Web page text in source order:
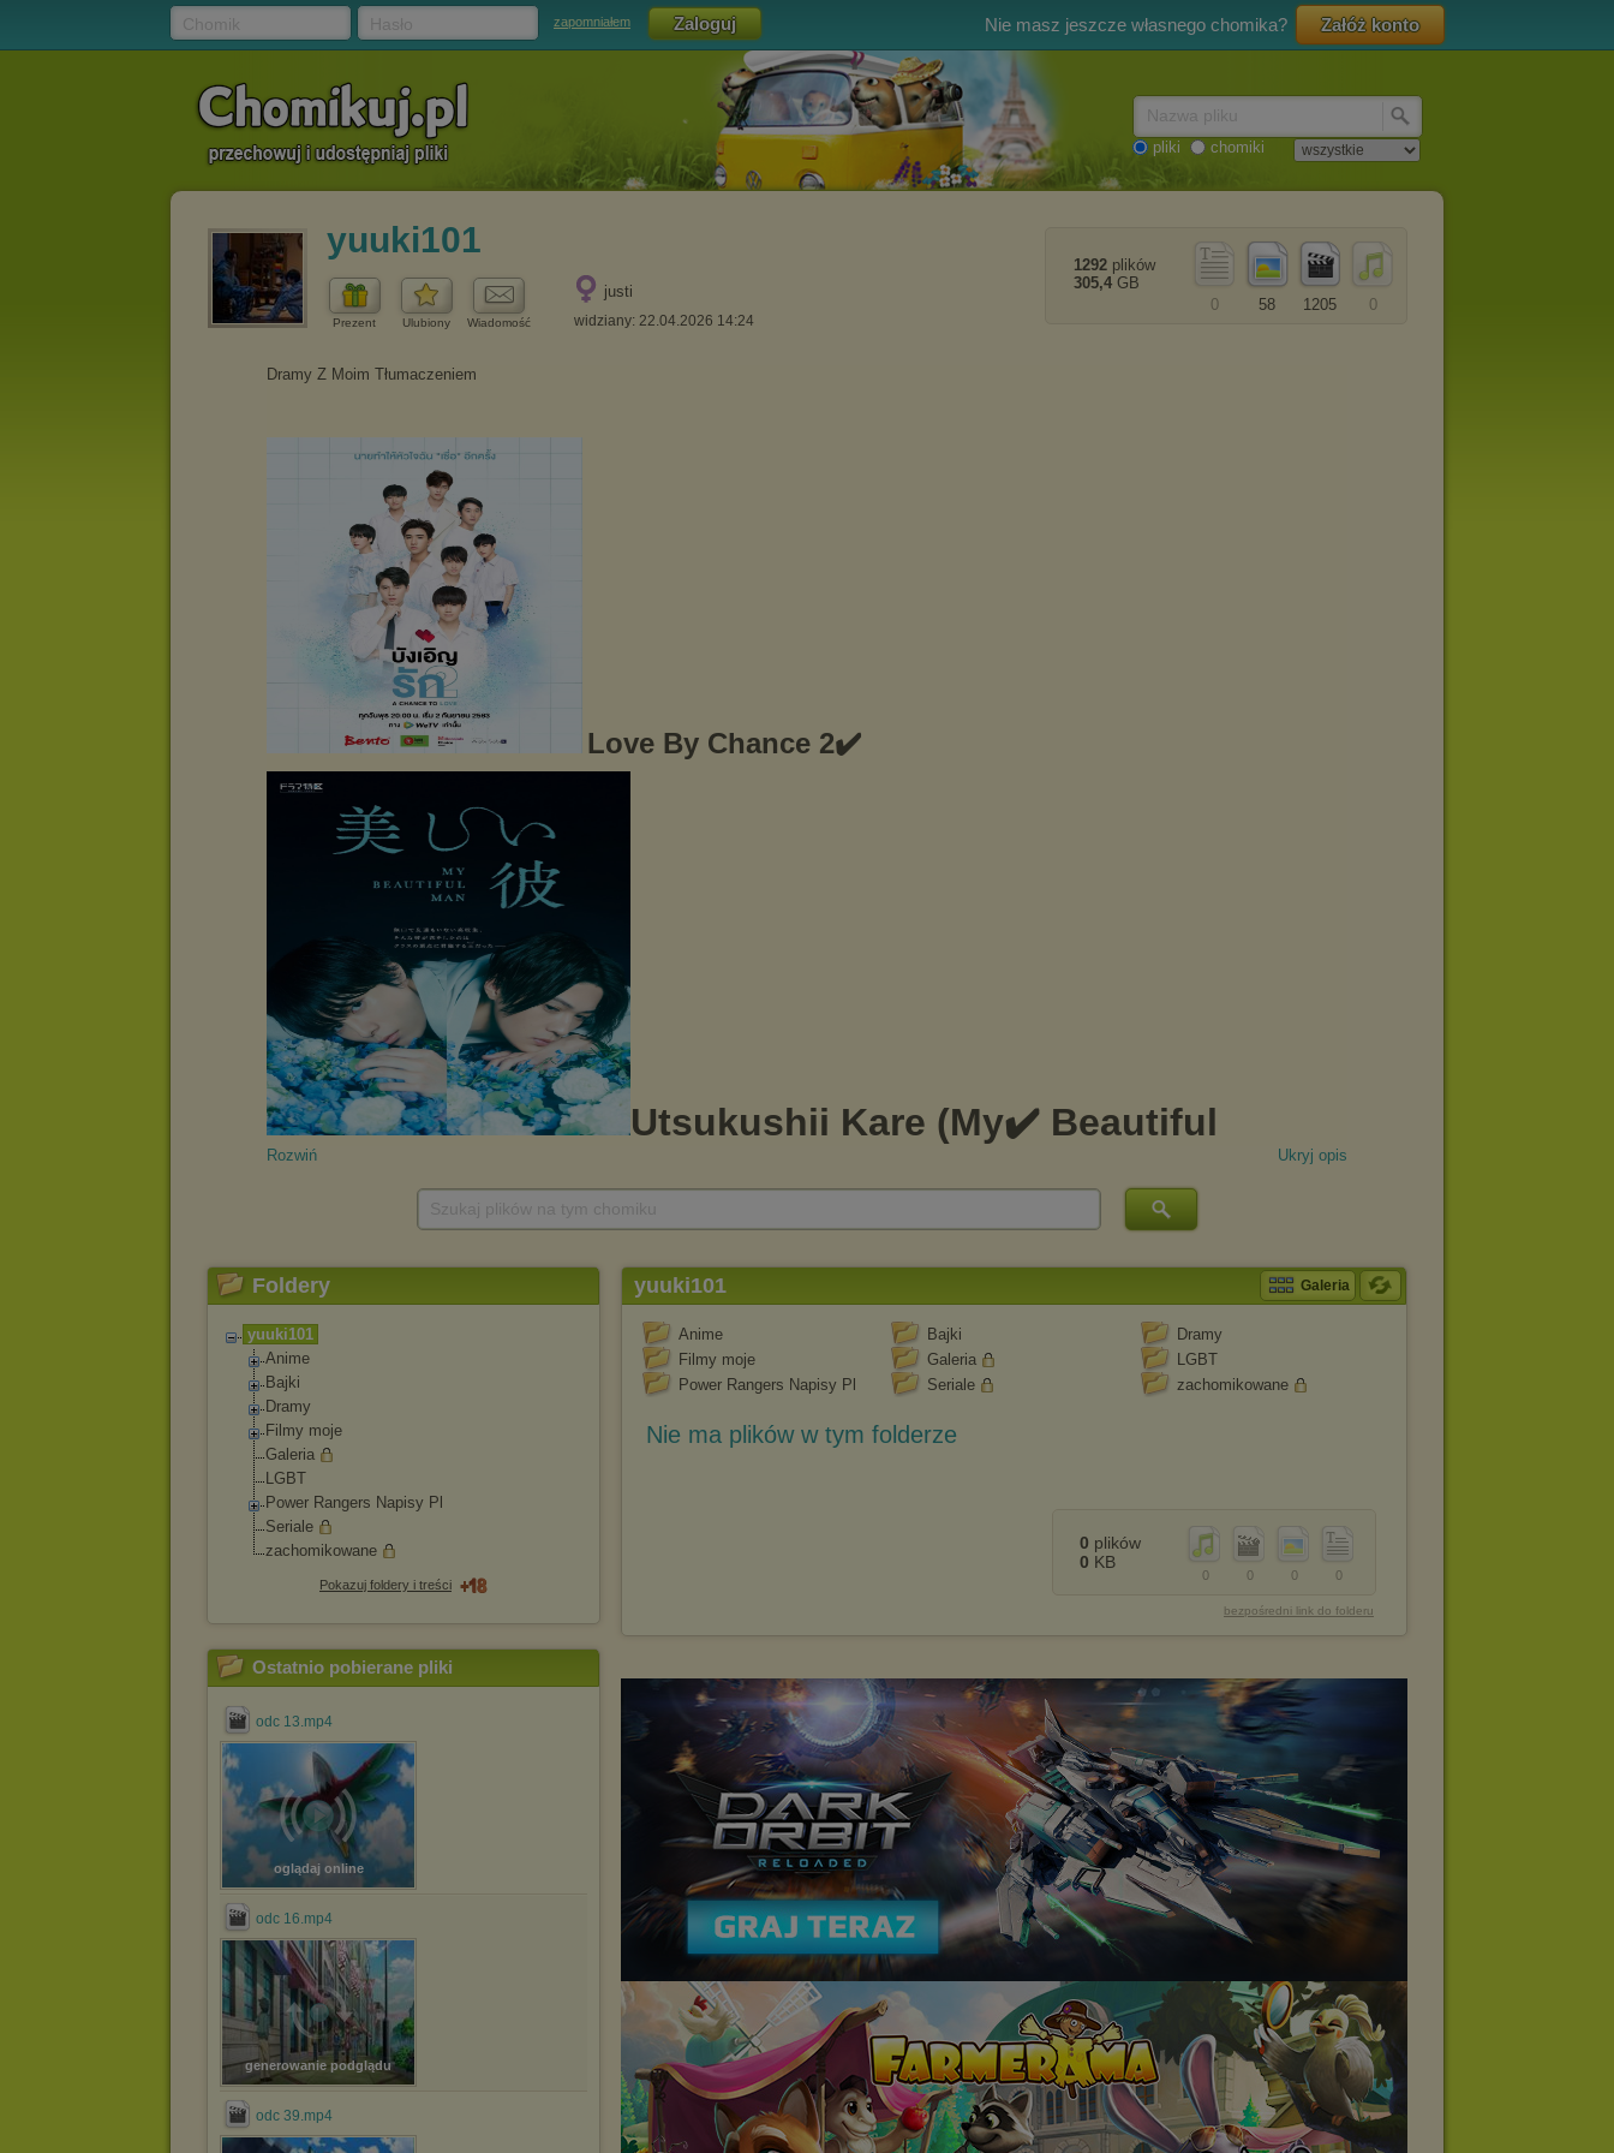
zapomniałem Nie masz jeszcze własnego chomika? Załóż konto
pliki chomiki
yuuki101
Prezent Ulubiony Wiadomość
justi
widziany: 22.04.2026 14:24
0
1205
58
0
1292 plików
305,4 GB
Ukryj opis
Rozwiń
Foldery
yuuki101
Anime
Bajki
Dramy
Filmy moje
Galeria
LGBT
Power Rangers Napisy Pl
Seriale
zachomikowane
Pokazuj foldery i treści
Ostatnio pobierane pliki
odc 13.mp4
oglądaj online
odc 16.mp4
generowanie podglądu
odc 39.mp4
yuuki101 Galeria
Anime Bajki
Dramy
Filmy moje
Galeria
LGBT
Power Rangers Napisy Pl
Seriale zachomikowane
Nie ma plików w tym folderze
0
0
0
0
0 plików
0 KB
bezpośredni link do folderu